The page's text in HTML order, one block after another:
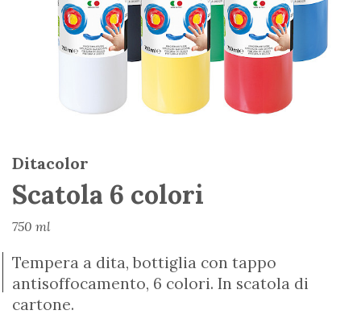
Ditacolor
Scatola 6 colori
750 ml
Tempera a dita, bottiglia con tappo
antisoffocamento, 6 colori. In scatola di
cartone.